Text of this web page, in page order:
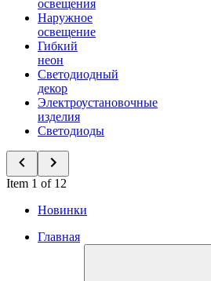
освещения
Наружное
освещение
Гибкий
неон
Светодиодный
декор
Электроустановочные
изделия
Светодиоды
Item 1 of 12
Новинки
Главная